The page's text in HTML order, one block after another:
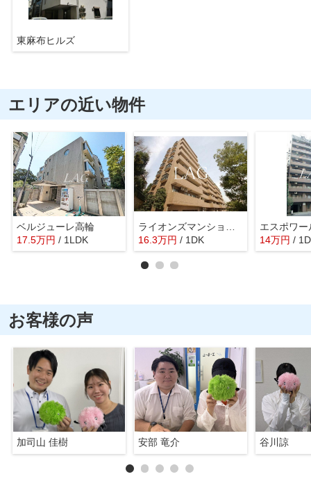
東麻布ヒルズ
エリアの近い物件
ベルジューレ高輪
17.5万円 / 1LDK
16.3万円 / 1DK
エスポワー
14万円 /
お客様の声
加司山 佳樹 安部 竜介 谷川諒